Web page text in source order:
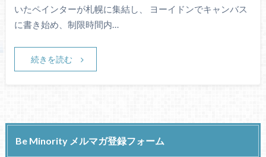
いたペインターが札幌に集結し、 ヨーイドンでキャンバス
に書き始め、制限時間内…
続きを読む
Be Minority メルマガ登録フォーム